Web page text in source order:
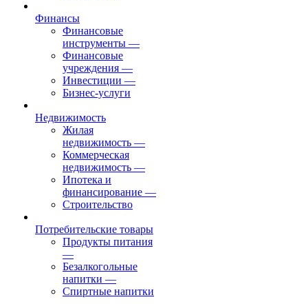
Финансы
Финансовые
инструменты —
Финансовые
учреждения —
Инвестиции —
Бизнес-услуги
Недвижимость
Жилая
недвижимость —
Коммерческая
недвижимость —
Ипотека и
финансирование —
Строительство
Потребительские товары
Продукты питания
—
Безалкогольные
напитки —
Спиртные напитки